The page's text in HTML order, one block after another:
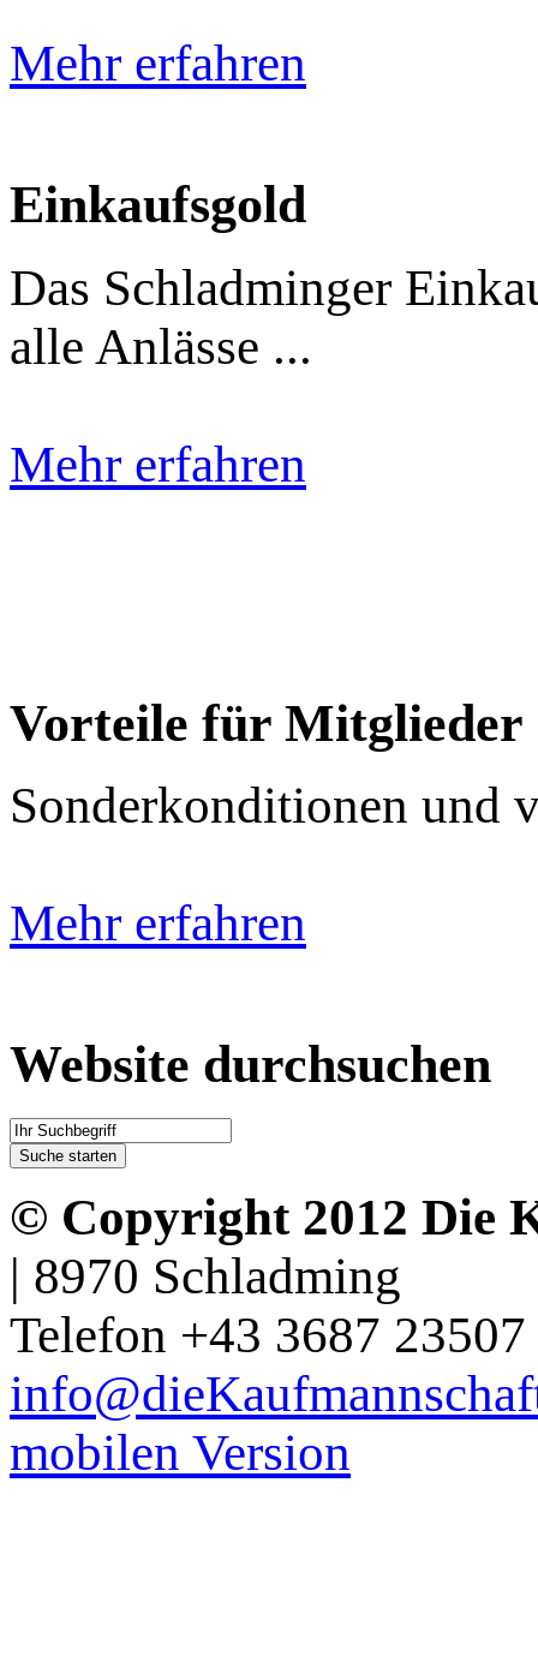
Mehr erfahren
Einkaufsgold
Das Schladminger
alle Anlässe ...
Mehr erfahren
Vorteile für Mitglieder
Sonderkonditionen und
Mehr erfahren
Website durchsuchen
© Copyright 2012 Die
| 8970 Schladming
Telefon +43 3687
mobilen Version